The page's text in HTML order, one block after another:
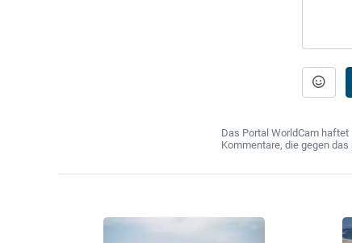
Das Portal WorldCam
Kommentare, die gegen